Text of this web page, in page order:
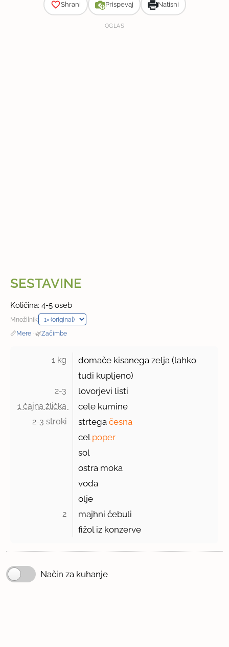
Shrani Prispevaj Natisni
OGLAS
SESTAVINE
Količina: 4-5 oseb
Množilnik:
📏Mere · 🌿Začimbe
1 kg
domače kisanega zelja (lahko
tudi kupljeno)
2-3 lovorjevi listi
1 čajna žlička cele kumine
2-3 stroki strtegačesna
cel poper
sol
ostra moka
voda
olje
2
majhni čebuli
fižol iz konzerve
Način za kuhanje